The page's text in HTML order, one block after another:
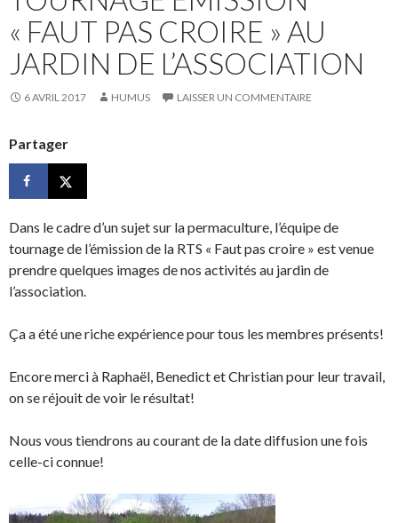
« FAUT PAS CROIRE » AU
JARDIN DE L’ASSOCIATION
6 AVRIL 2017 HUMUS LAISSER UN COMMENTAIRE
Partager
Dans le cadre d’un sujet sur la permaculture, l’équipe de
tournage de l’émission de la RTS « Faut pas croire » est venue
prendre quelques images de nos activités au jardin de
l’association.
Ça a été une riche expérience pour tous les membres présents!
Encore merci à Raphaël, Benedict et Christian pour leur travail,
on se réjouit de voir le résultat!
Nous vous tiendrons au courant de la date diffusion une fois
celle-ci connue!